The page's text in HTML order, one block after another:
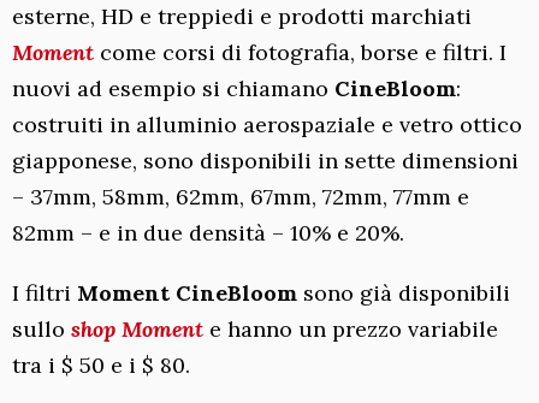
esterne, HD e treppiedi e prodotti marchiati
Moment come corsi di fotografia, borse e filtri. I
nuovi ad esempio si chiamano CineBloom:
costruiti in alluminio aerospaziale e vetro ottico
giapponese, sono disponibili in sette dimensioni
– 37mm, 58mm, 62mm, 67mm, 72mm, 77mm e
82mm – e in due densità – 10% e 20%.
I filtri Moment CineBloom sono già disponibili
sullo shop Moment e hanno un prezzo variabile
tra i $ 50 e i $ 80.